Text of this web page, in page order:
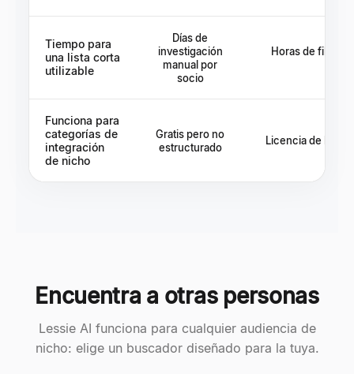
Tiempo para
una lista corta
utilizable
Días de
investigación
manual por
socio
Horas de
Funciona para
categorías de
integración
de nicho
Gratis pero no
estructurado
Licencia de base
Encuentra a otras personas
Lessie AI funciona para cualquier audiencia de
nicho: elige un buscador diseñado para la tuya.